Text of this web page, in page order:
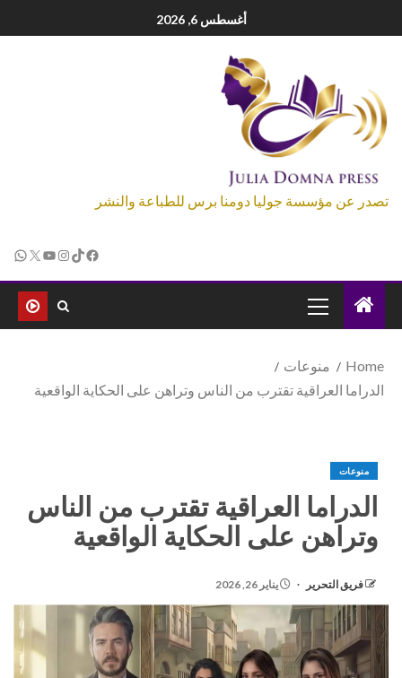
أغسطس 6, 2026
تصدر عن مؤسسة جوليا دومنا برس للطباعة والنشر
Home
منوعات
الدراما العراقية تقترب من الناس وتراهن على الحكاية الواقعية
منوعات
الدراما العراقية تقترب من الناس
وتراهن على الحكاية الواقعية
فريق التحرير يناير 26, 2026